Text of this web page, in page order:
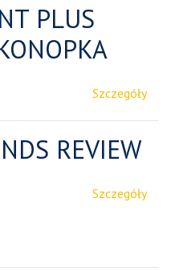
PLUS
Szczegóły
REVIEW
Szczegóły